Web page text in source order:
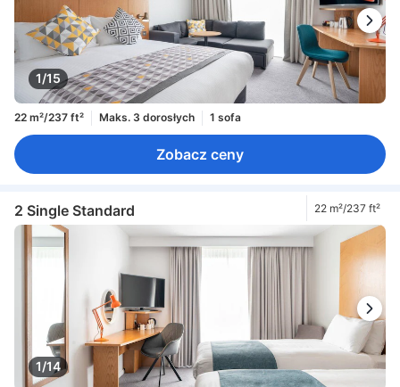
1/15
22 m²/237 ft² Maks. 3 dorosłych 1 sofa
Zobacz ceny
2 Single Standard 22 m²/237 ft²
1/14